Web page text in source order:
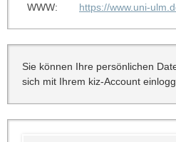
WWW:
https://www.uni-
Sie können Ihre persönlichen
sich mit Ihrem kiz-Account